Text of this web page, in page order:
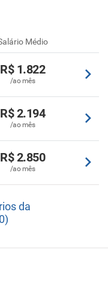
Médio
R$ 1.822
/ao mês
R$ 2.194
/ao mês
R$ 2.850
/ao mês
da